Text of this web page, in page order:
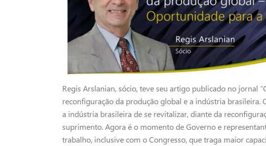
‍Regis Arslanian, sócio, teve seu artigo publicado no jornal
reconfiguração da produção global e a indústria
a indústria brasileira de se revitalizar, diante da
suprimento. Agora é o momento de Governo e
trabalho, inclusive com o Congresso, que traga maior